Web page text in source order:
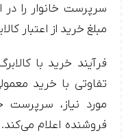
سرپرست خانوار را در
مبلغ خرید از اعتبار
فرآیند خرید با
تفاوتی با خرید
مورد نیاز، سرپرست
فروشنده اعلام